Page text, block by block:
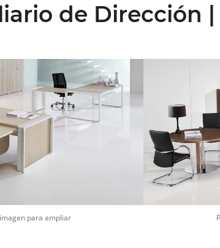
de Dirección |
la imagen para ampliar